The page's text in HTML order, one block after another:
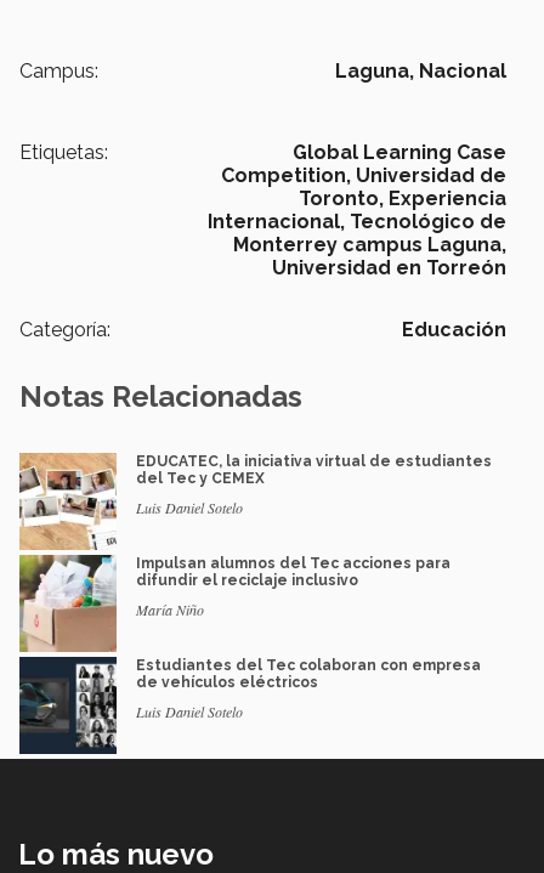
Campus: Laguna, Nacional
Etiquetas:
Global Learning Case
Competition, Universidad de
Toronto, Experiencia
Internacional, Tecnológico de
Monterrey campus Laguna,
Universidad en Torreón
Categoría: Educación
Notas Relacionadas
EDUCATEC, la iniciativa virtual de estudiantes
del Tec y CEMEX
Luis Daniel Sotelo
Impulsan alumnos del Tec acciones para
difundir el reciclaje inclusivo
María Niño
Estudiantes del Tec colaboran con empresa
de vehículos eléctricos
Luis Daniel Sotelo
Lo más nuevo